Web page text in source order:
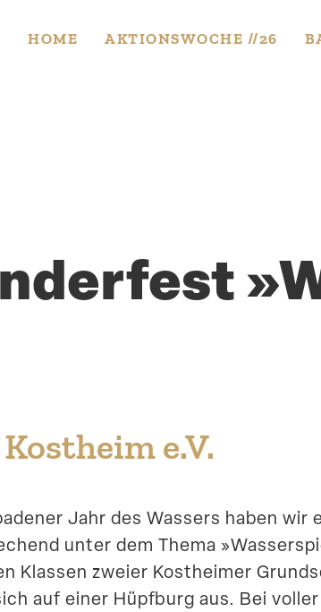
HOME AKTIONS­WOCHE //26
e.V.
Jahr des Wassers haben wir
unter dem Thema
Klassen zweier Kostheimer
auf einer Hüpfburg aus. Bei